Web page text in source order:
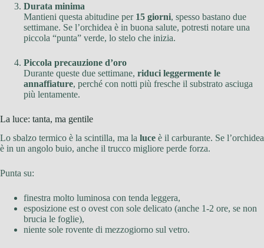
Durata minima
Mantieni questa abitudine per 15 giorni, spesso bastano due
settimane. Se l’orchidea è in buona salute, potresti notare una
piccola “punta” verde, lo stelo che inizia.
Piccola precauzione d’oro
Durante queste due settimane, riduci leggermente le
annaffiature, perché con notti più fresche il substrato asciuga
più lentamente.
La luce: tanta, ma gentile
Lo sbalzo termico è la scintilla, ma la luce è il carburante. Se l’orchidea
è in un angolo buio, anche il trucco migliore perde forza.
Punta su:
finestra molto luminosa con tenda leggera,
esposizione est o ovest con sole delicato (anche 1-2 ore, se non
brucia le foglie),
niente sole rovente di mezzogiorno sul vetro.